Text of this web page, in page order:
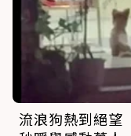
流浪狗熱到絕